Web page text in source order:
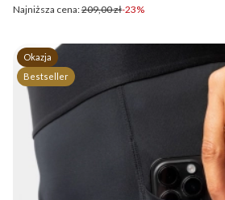
Najniższa cena:209,00 zł-23%
Okazja
Bestseller